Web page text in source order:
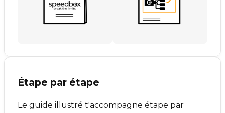
Étape par étape
Le guide illustré t'accompagne étape par